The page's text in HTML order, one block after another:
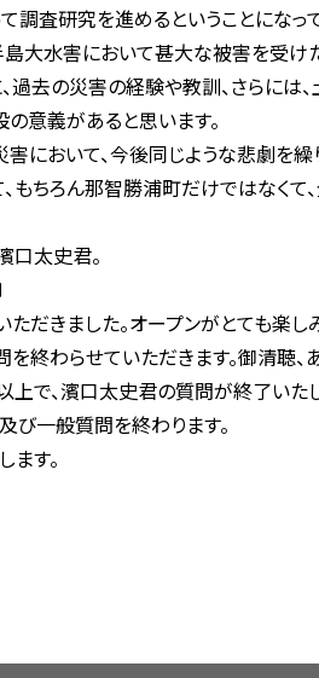
調査研究を進めるということになっ
大水害において甚大な被害を受け
過去の災害の経験や教訓、さらには
の意義があると思います。
において、今後同じような悲劇を繰
もちろん那智勝浦町だけではなくて
太史君。
きました。オープンがとても楽し
終わらせていただきます。御清聴、
で、濱口太史君の質問が終了いた
び一般質問を終わります。
す。